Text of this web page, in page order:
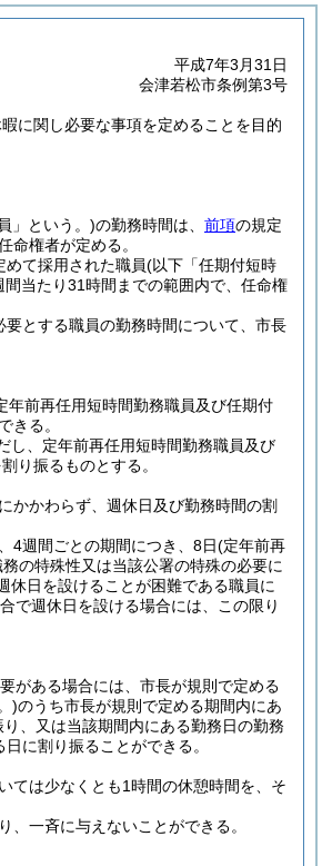
平成7年3月31日
会津若松市条例第3号
に関し必要な事項を定めることを目的
」という。)の勤務時間は、 前項の規定
権者が定める。
て採用された職員(以下「任期付短時
当たり31時間までの範囲内で、任命権
とする職員の勤務時間について、市長
年前再任用短時間勤務職員及び任期付
きる。
し、定年前再任用短時間勤務職員及び
り振るものとする。
かかわらず、週休日及び勤務時間の割
4週間ごとの期間につき、8日(定年前再
の特殊性又は当該公署の特殊の必要に
休日を設けることが困難である職員に
で週休日を設ける場合には、この限り
がある場合には、市長が規則で定める
)のうち市長が規則で定める期間内にあ
、又は当該期間内にある勤務日の勤務
に割り振ることができる。
ては少なくとも1時間の休憩時間を、そ
一斉に与えないことができる。